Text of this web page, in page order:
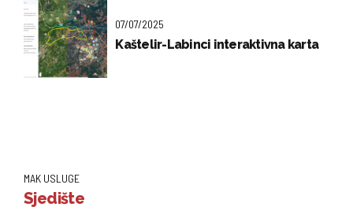
07/07/2025
Kaštelir-Labinci interaktivna karta
MAK USLUGE
Sjedište